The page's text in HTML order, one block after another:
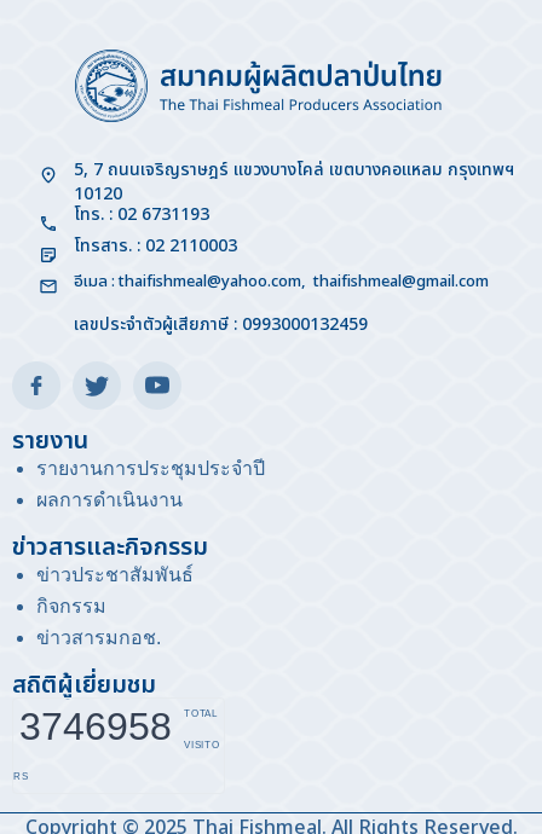
5, 7 ถนนเจริญราษฎร์ แขวงบางโคล่ เขตบางคอแหลม กรุงเทพฯ
10120
โทร. : 02 6731193
โทรสาร. : 02 2110003
อีเมล :thaifishmeal@yahoo.com,thaifishmeal@gmail.com
เลขประจำตัวผู้เสียภาษี : 0993000132459
รายงาน
รายงานการประชุมประจำปี
ผลการดำเนินงาน
ข่าวสารและกิจกรรม
ข่าวประชาสัมพันธ์
กิจกรรม
ข่าวสารมกอช.
สถิติผู้เยี่ยมชม
3746958 TOTAL
VISITO
RS